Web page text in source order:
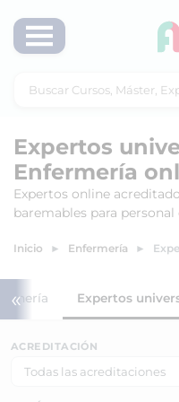
Expertos
Enfermería
Expertos online
baremables para
Inicio Enfermería
« Expertos
ACREDITACIÓN